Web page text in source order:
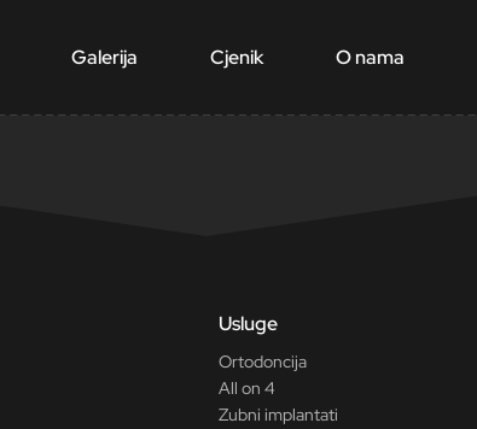
Galerija Cjenik O nama
Usluge
Ortodoncija
All on 4
Zubni implantati